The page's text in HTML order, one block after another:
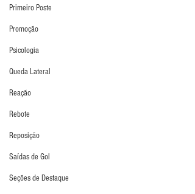
Primeiro Poste
Promoção
Psicologia
Queda Lateral
Reação
Rebote
Reposição
Saídas de Gol
Seções de Destaque